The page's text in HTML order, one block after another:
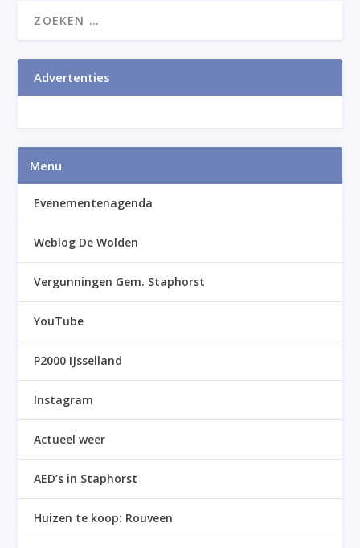
Advertenties
Menu
Evenementenagenda
Weblog De Wolden
Vergunningen Gem. Staphorst
YouTube
P2000 IJsselland
Instagram
Actueel weer
AED’s in Staphorst
Huizen te koop: Rouveen